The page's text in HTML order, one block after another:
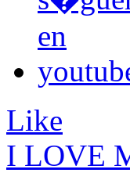
Like
I LOVE